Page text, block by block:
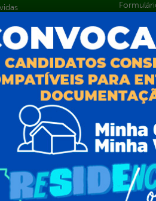
Digital
Prestação de Contas
Prazos
Sic Físico
Solicitar
Solicitar